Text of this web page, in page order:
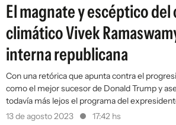
El magnate y escéptico del
climático Vivek
interna republicana
Con una retórica que apunta contra el
como el mejor sucesor de Donald Trump y
todavía más lejos el programa del
13 de agosto 2023
17:42 hs